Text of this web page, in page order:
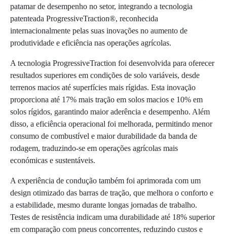
patamar de desempenho no setor, integrando a tecnologia
patenteada ProgressiveTraction®, reconhecida
internacionalmente pelas suas inovações no aumento de
produtividade e eficiência nas operações agrícolas.
A tecnologia ProgressiveTraction foi desenvolvida para oferecer
resultados superiores em condições de solo variáveis, desde
terrenos macios até superfícies mais rígidas. Esta inovação
proporciona até 17% mais tração em solos macios e 10% em
solos rígidos, garantindo maior aderência e desempenho. Além
disso, a eficiência operacional foi melhorada, permitindo menor
consumo de combustível e maior durabilidade da banda de
rodagem, traduzindo-se em operações agrícolas mais
económicas e sustentáveis.
A experiência de condução também foi aprimorada com um
design otimizado das barras de tração, que melhora o conforto e
a estabilidade, mesmo durante longas jornadas de trabalho.
Testes de resistência indicam uma durabilidade até 18% superior
em comparação com pneus concorrentes, reduzindo custos e